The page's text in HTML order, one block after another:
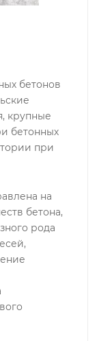
бетонов
крупные
бетонных
при
на
бетона,
рода